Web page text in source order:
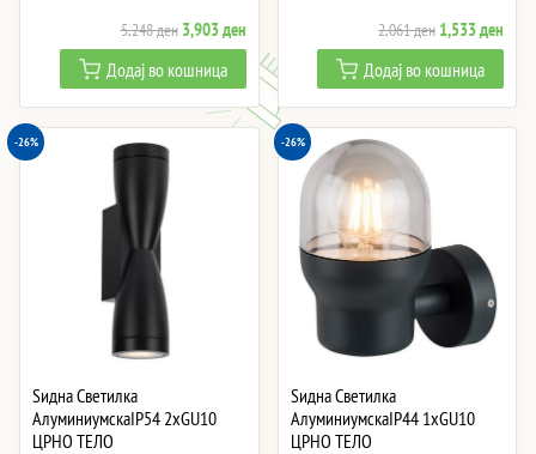
5,248ден Original
price
was:
5,248 ден.
3,903денCurrent
price
is:
3,903 ден.
Додај во кошница
2,061ден Original
price
was:
2,061 ден.
1,533ден
price
is:
Додај во кошница
-26%
Ѕидна Светилка
АлуминиумскаIP54 2xGU10
ЦРНО ТЕЛО
-26%
Ѕидна Светилка
АлуминиумскаIP44 1xGU10
ЦРНО ТЕЛО